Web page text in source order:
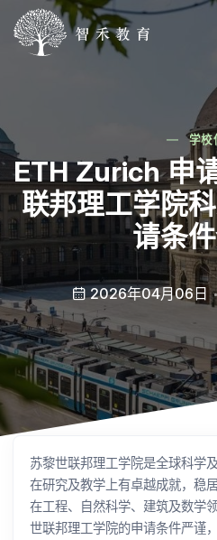
学校
ETH Zurich 申
联邦理工学院
请条
2026年04月06日
苏黎世联邦理工学院是全球科学
在研究及教学上有卓越成就，稳
在工程、自然科学、建筑及数学
世联邦理工学院的申请条件严谨